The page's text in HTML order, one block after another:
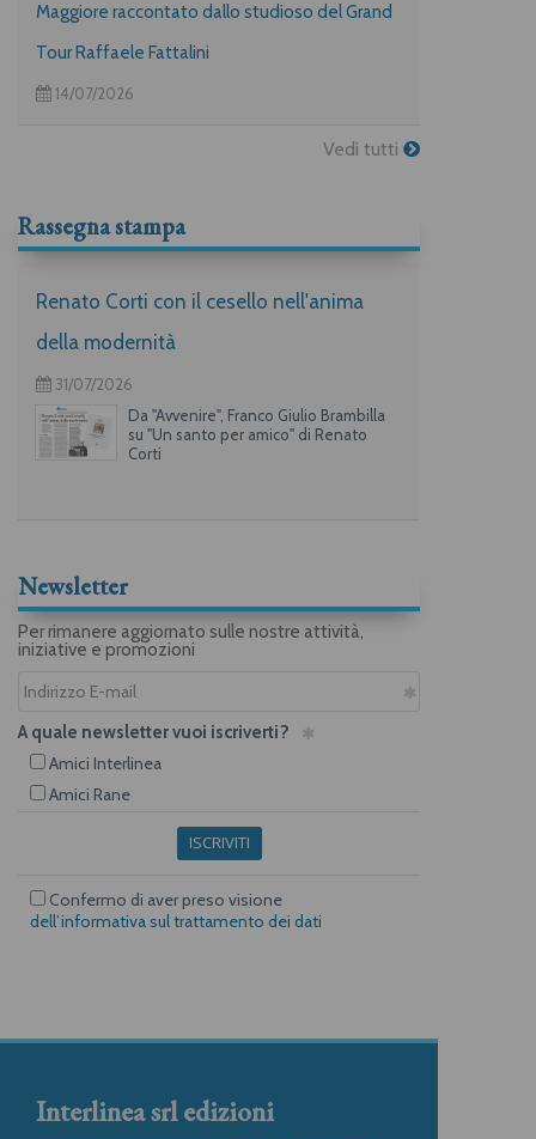
Maggiore raccontato dallo studioso del Grand
Tour Raffaele Fattalini
14/07/2026
Vedi tutti
Rassegna stampa
Renato Corti con il cesello nell'anima
della modernità
31/07/2026
Da "Avvenire", Franco Giulio Brambilla
su "Un santo per amico" di Renato
Corti
Newsletter
Per rimanere aggiornato sulle nostre attività,
iniziative e promozioni
A quale newsletter vuoi iscriverti?
Amici Interlinea
Amici Rane
ISCRIVITI
Confermo di aver preso visione
dell’informativa sul trattamento dei dati
Interlinea srl edizioni